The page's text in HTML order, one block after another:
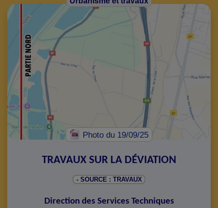
Photo du 19/09/25
TRAVAUX SUR LA DÉVIATION
- SOURCE : TRAVAUX
Direction des Services Techniques